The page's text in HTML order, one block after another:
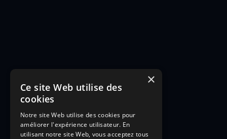
×
Ce site Web utilise des
cookies
Notre site Web utilise des cookies pour
améliorer l'expérience utilisateur. En
utilisant notre site Web, vous acceptez tous